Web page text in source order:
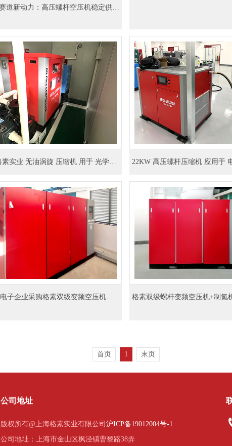
“双碳”赛道新动力：高压螺杆空压机稳定供气助力燃料电池产业化突破
上海 格素实业 无油涡旋 压缩机 用于 光学仪器 电子元件 （BAE-5WS）
孝感某电子企业采购格素双级变频空压机案例：稳定供气赋能精密制造
首页 1 末页
公司地址
版权所有@上海格素实业有限公司 沪ICP备19012004号-1
公司地址：上海市金山区枫泾镇曹黎路38弄